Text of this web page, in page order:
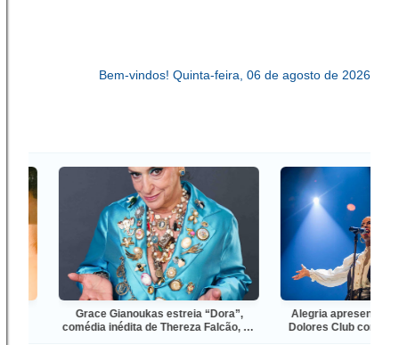
Bem-vindos! Quinta-feira, 06 de agosto de 2026
Grace Gianoukas estreia “Dora”,
comédia inédita de Thereza Falcão, no
Alegria apresenta tributo
Dolores Club com